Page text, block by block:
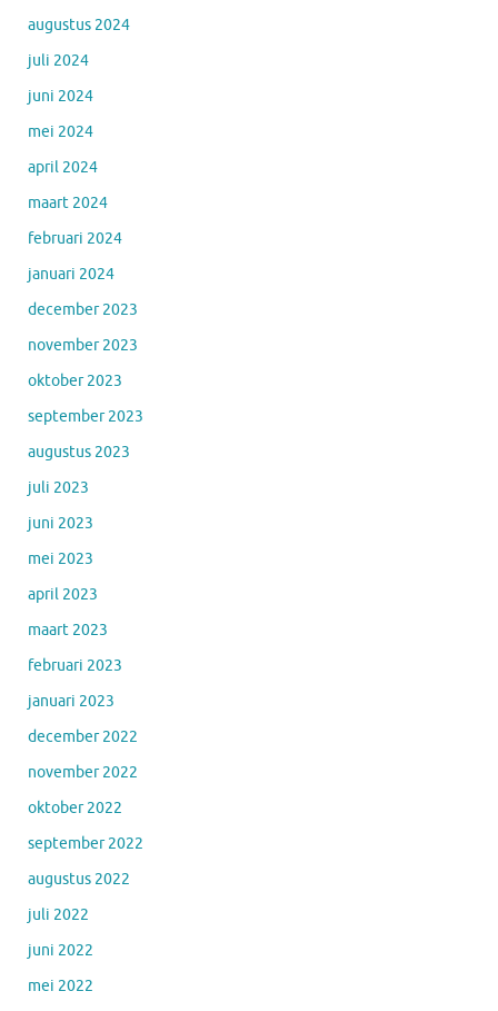
augustus 2024
juli 2024
juni 2024
mei 2024
april 2024
maart 2024
februari 2024
januari 2024
december 2023
november 2023
oktober 2023
september 2023
augustus 2023
juli 2023
juni 2023
mei 2023
april 2023
maart 2023
februari 2023
januari 2023
december 2022
november 2022
oktober 2022
september 2022
augustus 2022
juli 2022
juni 2022
mei 2022